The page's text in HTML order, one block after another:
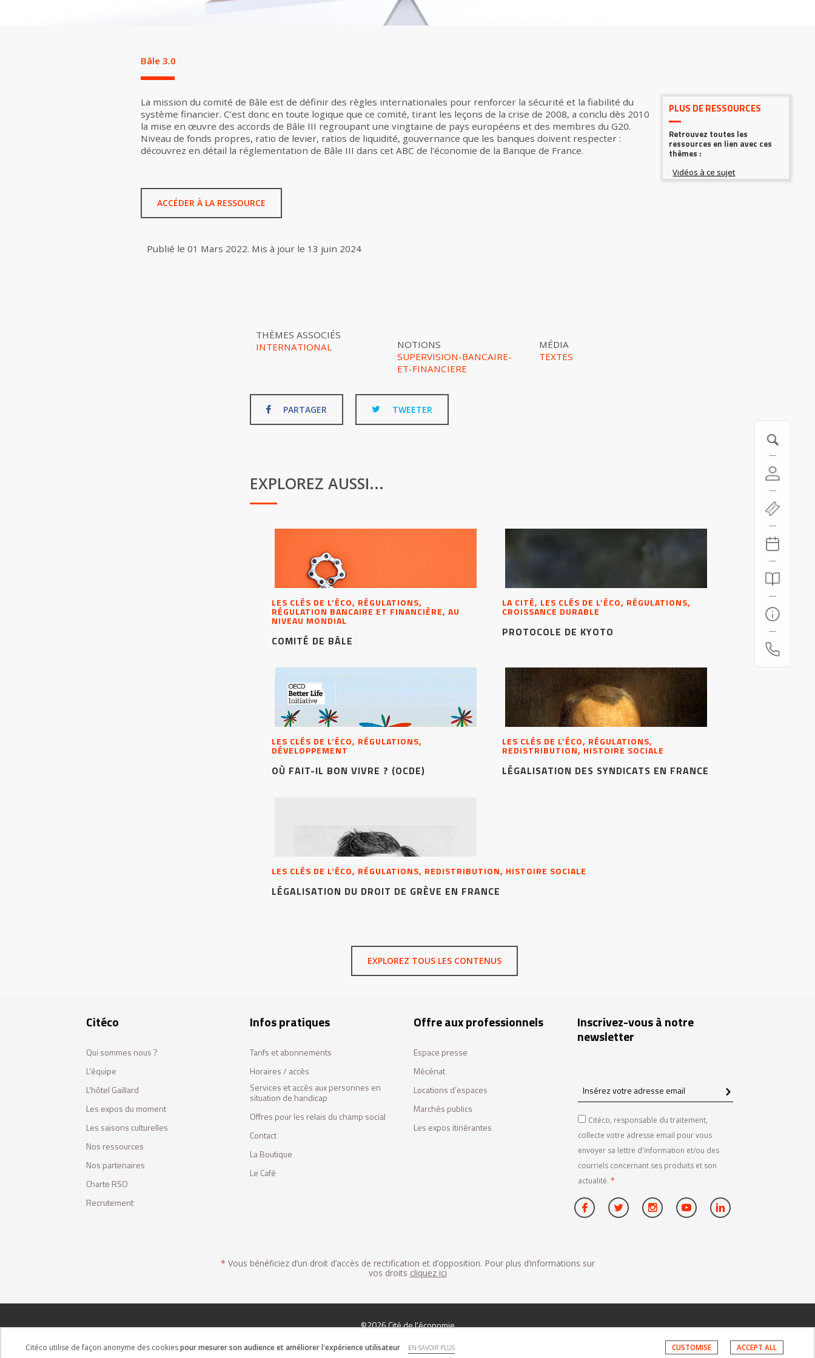
Bâle 3.0
La mission du comité de Bâle est de définir des règles internationales pour renforcer la sécurité et la fiabilité du
système financier. C’est donc en toute logique que ce comité, tirant les leçons de la crise de 2008, a conclu dès 2010
la mise en œuvre des accords de Bâle III regroupant une vingtaine de pays européens et des membres du G20.
Niveau de fonds propres, ratio de levier, ratios de liquidité, gouvernance que les banques doivent respecter :
découvrez en détail la réglementation de Bâle III dans cet ABC de l’économie de la Banque de France.
ACCÉDER À LA RESSOURCE
Publié le 01 Mars 2022. Mis à jour le 13 juin 2024
PLUS DE RESSOURCES
Retrouvez toutes les
ressources en lien avec ces
thèmes :
THÈMES ASSOCIÉS
INTERNATIONAL
NOTIONS
SUPERVISION-BANCAIRE-
ET-FINANCIERE
MÉDIA
TEXTES
PARTAGER TWEETER
EXPLOREZ AUSSI...
LES CLÉS DE L’ÉCO, RÉGULATIONS,
RÉGULATION BANCAIRE ET FINANCIÈRE, AU
NIVEAU MONDIAL
COMITÉ DE BÂLE
LA CITÉ, LES CLÉS DE L’ÉCO, RÉGULATIONS,
CROISSANCE DURABLE
PROTOCOLE DE KYOTO
LES CLÉS DE L’ÉCO, RÉGULATIONS,
DÉVELOPPEMENT
OÙ FAIT-IL BON VIVRE ? (OCDE)
LES CLÉS DE L’ÉCO, RÉGULATIONS,
REDISTRIBUTION, HISTOIRE SOCIALE
LÉGALISATION DES SYNDICATS EN FRANCE
LES CLÉS DE L’ÉCO, RÉGULATIONS, REDISTRIBUTION, HISTOIRE SOCIALE
LÉGALISATION DU DROIT DE GRÈVE EN FRANCE
EXPLOREZ TOUS LES CONTENUS
Citéco
Qui sommes nous ?
L'équipe
L'hôtel Gaillard
Les expos du moment
Les saisons culturelles
Nos ressources
Nos partenaires
Charte RSO
Recrutement
Infos pratiques
Tarifs et abonnements
Horaires / accès
Services et accès aux personnes en
situation de handicap
Offres pour les relais du champ social
Contact
La Boutique
Le Café
Offre aux professionnels
Espace presse
Mécénat
Locations d’espaces
Marchés publics
Les expos itinérantes
Inscrivez-vous à notre
newsletter
Insérez
votre
adresse
email
Citéco, responsable du traitement,
collecte votre adresse email pour vous
envoyer sa lettre d'information et/ou des
courriels concernant ses produits et son
actualité. *
* Vous bénéficiez d’un droit d’accès de rectification et d’opposition. Pour plus d’informations sur
vos droits cliquez ici
©2026 Cité de l'économie
Citéco utilise de façon anonyme des cookiespour mesurer son audience et améliorer l'expérience utilisateur EN SAVOIR PLUS ACCEPT ALL
CUSTOMISE